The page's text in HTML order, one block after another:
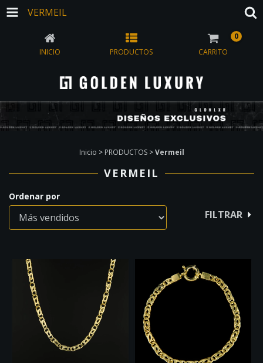
VERMEIL
INICIO PRODUCTOS CARRITO
0
Inicio > PRODUCTOS > Vermeil
VERMEIL
Ordenar por
FILTRAR